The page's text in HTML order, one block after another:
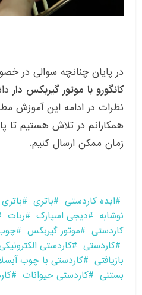
در پایان چنانچه سوالی در
کانگورو با موتور گیربکس دار
نظرات در ادامه این آموزش
همکارانم در تلاش هستیم تا
زمان ممکن ارسال کنیم.
ایده کاردستی باتری
نوشابه
دیجی اسپارک ربات
کاردستی
موتور گیربکس
کاردستی
کاردستی
بازیافتی
کاردستی با چوب
بستنی
کاردستی حیوانات